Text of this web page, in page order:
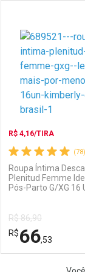
Laboratório
Comprar sem
Por R$ 44,99/cada
Por Menos
Comprar sem
Por R$ 44,99/cada
(78)
R$ 4,16/TIRA
Roupa Íntima
Plenitud Femme
Pós-Parto G/XG 16
R$ 86,90
R$66,53